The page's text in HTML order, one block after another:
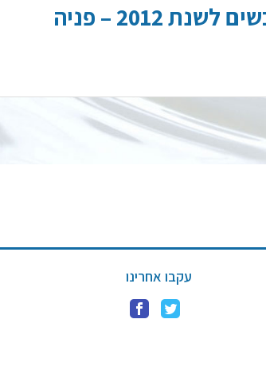
עקרונות לחלוקת תוספת המכסות בענף החלב לכבשים לשנת 2012 – פניה
עקבו אחרינו